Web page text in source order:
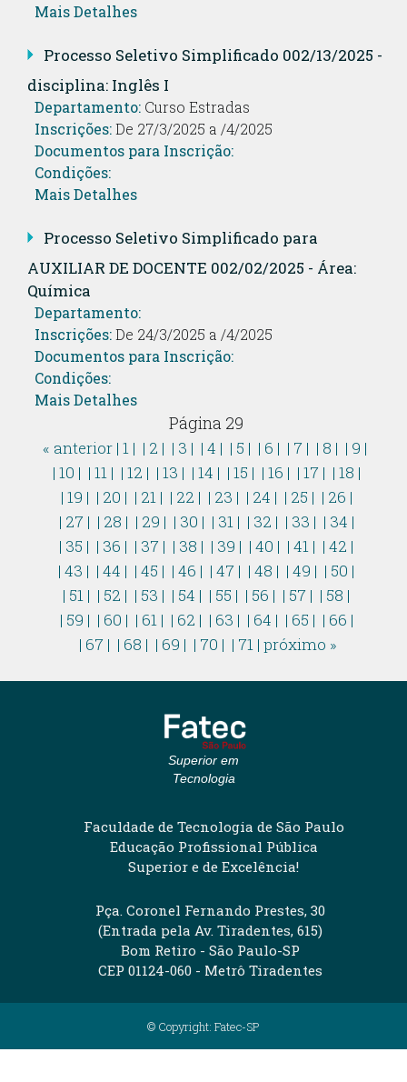
Mais Detalhes
Processo Seletivo Simplificado 002/13/2025 -
disciplina: Inglês I
Departamento: Curso Estradas
Inscrições:De 27/3/2025 a /4/2025
Documentos para Inscrição:
Condições:
Mais Detalhes
Processo Seletivo Simplificado para
AUXILIAR DE DOCENTE 002/02/2025 - Área:
Química
Departamento:
Inscrições:De 24/3/2025 a /4/2025
Documentos para Inscrição:
Condições:
Mais Detalhes
Página 29
« anterior| 1 | | 2 | | 3 | | 4 | | 5 | | 6 | | 7 | | 8 | | 9 |
| 10 | | 11 | | 12 | | 13 | | 14 | | 15 | | 16 | | 17 | | 18 |
| 19 | | 20 | | 21 | | 22 | | 23 | | 24 | | 25 | | 26 |
| 27 | | 28 | | 29 | | 30 | | 31 | | 32 | | 33 | | 34 |
| 35 | | 36 | | 37 | | 38 | | 39 | | 40 | | 41 | | 42 |
| 43 | | 44 | | 45 | | 46 | | 47 | | 48 | | 49 | | 50 |
| 51 | | 52 | | 53 | | 54 | | 55 | | 56 | | 57 | | 58 |
| 59 | | 60 | | 61 | | 62 | | 63 | | 64 | | 65 | | 66 |
| 67 | | 68 | | 69 | | 70 | | 71 |próximo »
Superior em
Tecnologia
Faculdade de Tecnologia de São Paulo
Educação Profissional Pública
Superior e de Excelência!
Pça. Coronel Fernando Prestes, 30
(Entrada pela Av. Tiradentes, 615)
Bom Retiro - São Paulo-SP
CEP 01124-060 - Metrô Tiradentes
© Copyright: Fatec-SP